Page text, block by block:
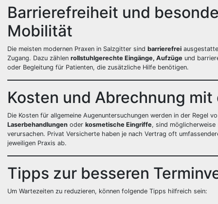
Barrierefreiheit und
Mobilität
Die meisten modernen Praxen in Salzgitter sind barrierefrei
Zugang. Dazu zählen rollstuhlgerechte Eingänge, Aufzüge und
oder Begleitung für Patienten, die zusätzliche Hilfe benötigen.
Kosten und Abrechnung
Die Kosten für allgemeine Augenuntersuchungen werden in der Regel
Laserbehandlungen oder kosmetische Eingriffe, sind
verursachen. Privat Versicherte haben je nach Vertrag oft
jeweiligen Praxis ab.
Tipps zur besseren
Um Wartezeiten zu reduzieren, können folgende Tipps hilfreich sein: